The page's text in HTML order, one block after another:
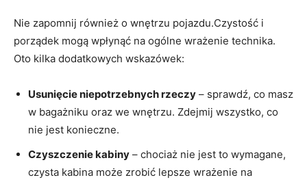
Nie zapomnij również o wnętrzu pojazdu.Czystość i
porządek mogą wpłynąć na ogólne wrażenie technika.
Oto kilka dodatkowych wskazówek:
Usunięcie niepotrzebnych rzeczy – sprawdź, co masz
w bagażniku oraz we wnętrzu. Zdejmij wszystko, co
nie jest konieczne.
Czyszczenie kabiny – chociaż nie jest to wymagane,
czysta kabina może zrobić lepsze wrażenie na